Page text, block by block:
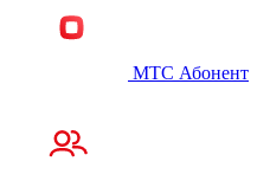
МТС Абонент